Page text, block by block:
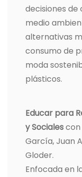
decisiones
medio
alternativas
consumo de
moda
plásticos.
Educar para
y Sociales
García, Juan
Gloder.
Enfocada en